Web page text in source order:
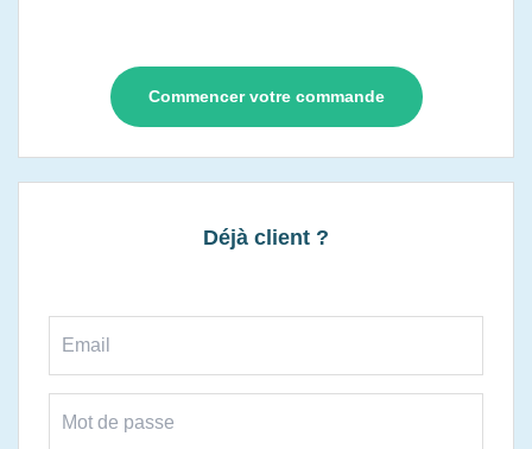
Commencer votre commande
Déjà client ?